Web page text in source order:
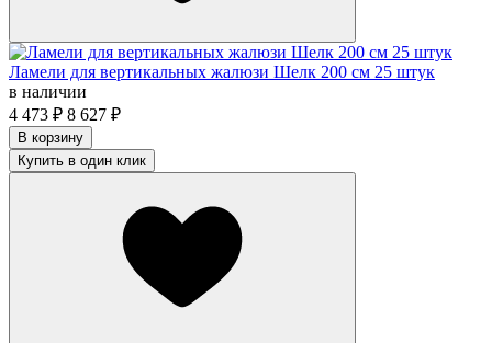
Ламели для вертикальных жалюзи Шелк 200 см 25 штук
в наличии
4 473 ₽ 8 627 ₽
В корзину
Купить в один клик